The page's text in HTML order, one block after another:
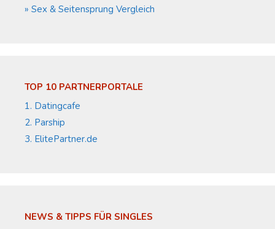
» Sex & Seitensprung Vergleich
TOP 10 PARTNERPORTALE
1. Datingcafe
2. Parship
3. ElitePartner.de
NEWS & TIPPS FÜR SINGLES